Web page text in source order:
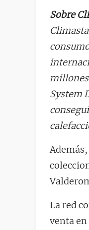
Sobre
millones
System
La red
venta